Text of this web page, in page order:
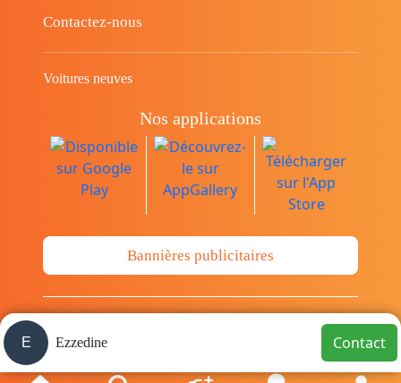
E Ezzedine Contact
Contactez-nous
Voitures neuves
Nos applications
Bannières publicitaires
© Copyright 2014-2026 Cava.tn Limited Tous